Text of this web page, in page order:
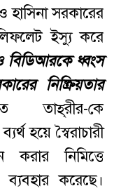
হাসিনা সরকারের
ইস্যু করে
বিডিআরকে ধ্বংস
নিষ্ক্রিয়তার
তাহ্‌রীর-কে
হয়ে স্বৈরাচারী
নিমিত্তে
ব্যবহার করেছে।